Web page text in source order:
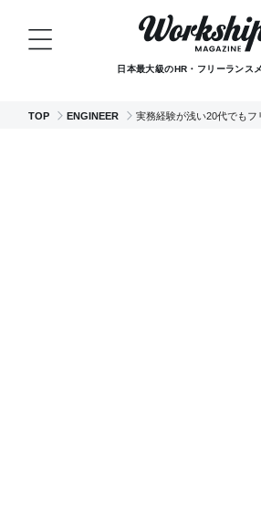
日本最大級のHR・フリーランス
TOP ENGINEER 実務経験が浅い20代でも